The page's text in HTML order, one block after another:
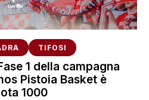
TIFOSI
1 della campagna
Pistoia Basket è
1000